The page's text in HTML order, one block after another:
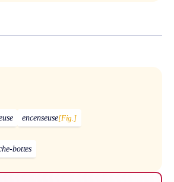
encenseuse[Fig.]
bottes